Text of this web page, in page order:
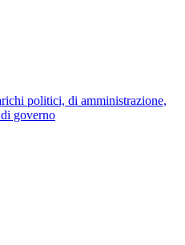
politici, di amministrazione,
governo